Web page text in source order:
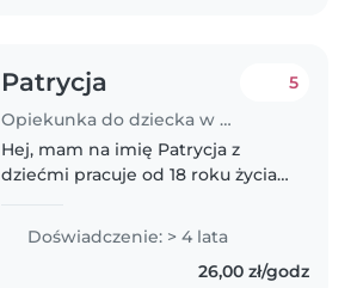
Patrycja
Opiekunka do dziecka w Kielce
5
Hej, mam na imię Patrycja z
dziećmi pracuje od 18 roku życia,
pracy z dziećmi staram się być
dla nich wyrozumiała, wspierać
ich rozwój. Uczestniczyłam..
Doświadczenie: > 4 lata
26,00 zł/godz